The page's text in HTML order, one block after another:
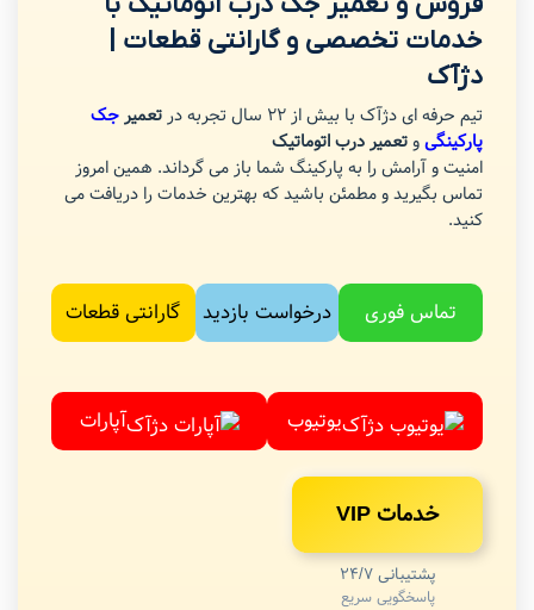
خدمات تخصصی و گارانتی قطعات |
دژآک
تیم حرفه ای دژآک با بیش از 22 سال تجربه در تعمیرجک
پارکینگیوتعمیر درب اتوماتیک
امنیت و آرامش را به پارکینگ شما باز می گرداند. همین امروز
تماس بگیرید و مطمئن باشید که بهترین خدمات را دریافت می
کنید.
تماس فوری درخواست بازدید گارانتی قطعات
یوتیوب آپارات
خدمات VIP
پشتیبانی 24/7
پاسخگویی سریع